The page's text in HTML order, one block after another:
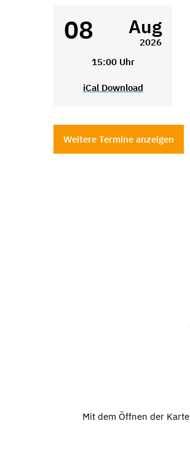
08 Aug
2026
15:00 Uhr
iCal Download
Weitere Termine anzeigen
Mit dem Öffnen der